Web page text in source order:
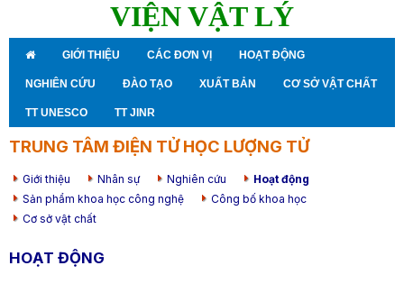
VIỆN VẬT LÝ
GIỚI THIỆU CÁC ĐƠN VỊ HOẠT ĐỘNG
NGHIÊN CỨU ĐÀO TẠO XUẤT BẢN CƠ SỞ VẬT CHẤT
TT UNESCO TT JINR
TRUNG TÂM ĐIỆN TỬ HỌC LƯỢNG TỬ
Giới thiệu Nhân sự Nghiên cứu
Hoạt động
Sản phẩm khoa học công nghệ
Công bố khoa học
Cơ sở vật chất
HOẠT ĐỘNG